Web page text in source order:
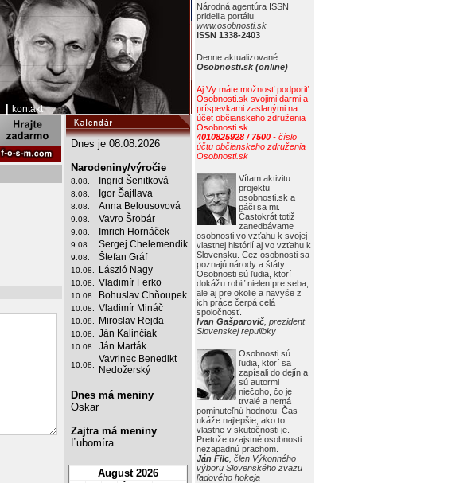
kontakt
Národná agentúra ISSN
pridelila portálu
www.osobnosti.sk
ISSN 1338-2403
Denne aktualizované.
Osobnosti.sk (online)
Aj Vy máte možnosť podporiť
Osobnosti.sk svojimi darmi a
príspevkami zaslanými na
účet občianskeho združenia
Osobnosti.sk
4010825928 / 7500 - číslo
účtu občianskeho združenia
Osobnosti.sk
Vítam aktivitu
projektu
osobnosti.sk a
páči sa mi.
Častokrát totiž
zanedbávame
osobnosti vo vzťahu k svojej
vlastnej histórií aj vo vzťahu k
Slovensku. Cez osobnosti sa
poznajú národy a štáty.
Osobnosti sú ľudia, ktorí
dokážu robiť nielen pre seba,
ale aj pre okolie a navyše z
ich práce čerpá celá
spoločnosť.
Ivan Gašparovič , prezident
Slovenskej repulibky
Osobnosti sú
ľudia, ktorí sa
zapísali do dejín a
sú autormi
niečoho, čo je
trvalé a nemá
pominuteľnú hodnotu. Čas
ukáže najlepšie, ako to
vlastne v skutočnosti je.
Pretože ozajstné osobnosti
nezapadnú prachom.
Ján Filc , člen Výkonného
výboru Slovenského zväzu
ľadového hokeja
Dnes je 08.08.2026
Narodeniny/výročie
8.08. Ingrid Šenitková
8.08. Igor Šajtlava
8.08. Anna Belousovová
9.08. Vavro Šrobár
9.08. Imrich Hornáček
9.08. Sergej Chelemendik
9.08. Štefan Gráf
10.08. László Nagy
10.08. Vladimír Ferko
10.08. Bohuslav Chňoupek
10.08. Vladimír Mináč
10.08. Miroslav Rejda
10.08. Ján Kalinčiak
10.08. Ján Marták
10.08.
Vavrinec Benedikt
Nedožerský
Dnes má meniny
Oskar
Zajtra má meniny
Ľubomíra
August 2026